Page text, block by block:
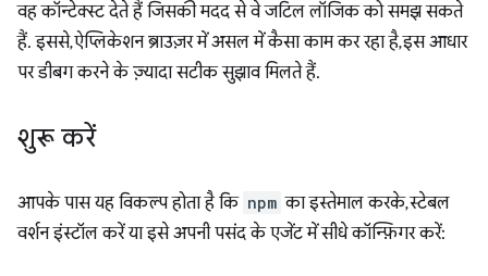
वह कॉन्टेक्स्ट देते हैं जिसकी मदद से वे जटिल लॉजिक को समझ सकते
हैं. इससे, ऐप्लिकेशन ब्राउज़र में असल में कैसा काम कर रहा है, इस आधार
पर डीबग करने के ज़्यादा सटीक सुझाव मिलते हैं.
शुरू करें
आपके पास यह विकल्प होता है कि npm का इस्तेमाल करके, स्टेबल
वर्शन इंस्टॉल करें या इसे अपनी पसंद के एजेंट में सीधे कॉन्फ़िगर करें: